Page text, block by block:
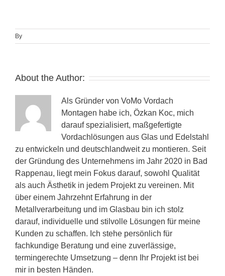
By
About the Author:
Als Gründer von VoMo Vordach
Montagen habe ich, Özkan Koc, mich
darauf spezialisiert, maßgefertigte
Vordachlösungen aus Glas und Edelstahl
zu entwickeln und deutschlandweit zu montieren. Seit
der Gründung des Unternehmens im Jahr 2020 in Bad
Rappenau, liegt mein Fokus darauf, sowohl Qualität
als auch Ästhetik in jedem Projekt zu vereinen. Mit
über einem Jahrzehnt Erfahrung in der
Metallverarbeitung und im Glasbau bin ich stolz
darauf, individuelle und stilvolle Lösungen für meine
Kunden zu schaffen. Ich stehe persönlich für
fachkundige Beratung und eine zuverlässige,
termingerechte Umsetzung – denn Ihr Projekt ist bei
mir in besten Händen.